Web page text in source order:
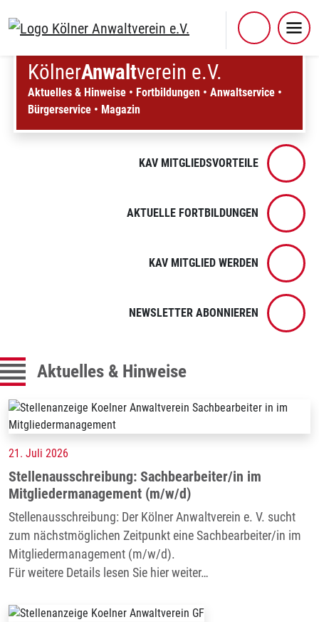
KölnerAnwaltverein e.V.
Aktuelles & Hinweise • Fortbildungen • Anwaltservice •
Bürgerservice • Magazin
KAV MITGLIEDSVORTEILE
AKTUELLE FORTBILDUNGEN
KAV MITGLIED WERDEN
NEWSLETTER ABONNIEREN
Aktuelles & Hinweise
21. Juli 2026
Stellenausschreibung: Sachbearbeiter/in im
Mitgliedermanagement (m/w/d)
Stellenausschreibung: Der Kölner Anwaltverein e. V. sucht
zum nächstmöglichen Zeitpunkt eine Sachbearbeiter/in im
Mitgliedermanagement (m/w/d).
Für weitere Details lesen Sie hier weiter…